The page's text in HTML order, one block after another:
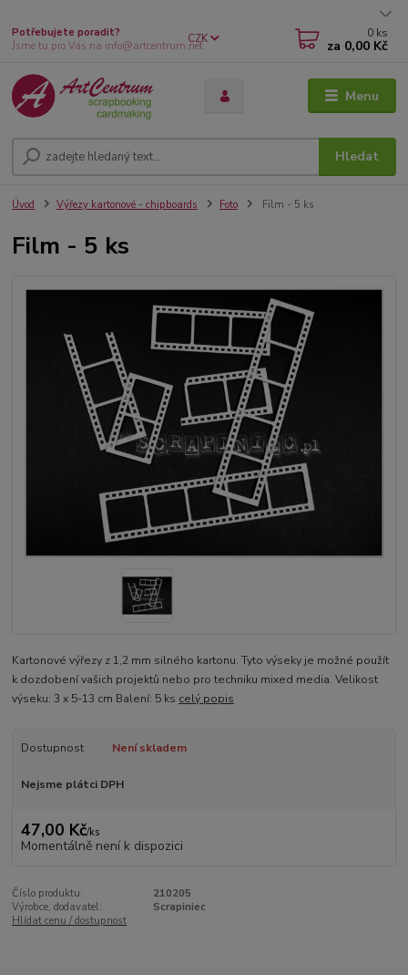
Menu
CZK
Hledat
Potřebujete poradit?
Jsme tu pro Vás na info@artcentrum.net
0 ks
za 0,00 Kč
Úvod Výřezy kartonové - chipboards Foto Film - 5 ks
Film - 5 ks
Kartonové výřezy z 1,2 mm silného kartonu. Tyto výseky je možné použít
k dozdobení vašich projektů nebo pro techniku mixed media. Velikost
výseku: 3 x 5-13 cm Balení: 5 ks celý popis
Dostupnost Není skladem
Nejsme plátci DPH
47,00 Kč/ks
Momentálně není k dispozici
Číslo produktu:
210205
Výrobce, dodavatel:
Scrapiniec
Hlídat cenu / dostupnost